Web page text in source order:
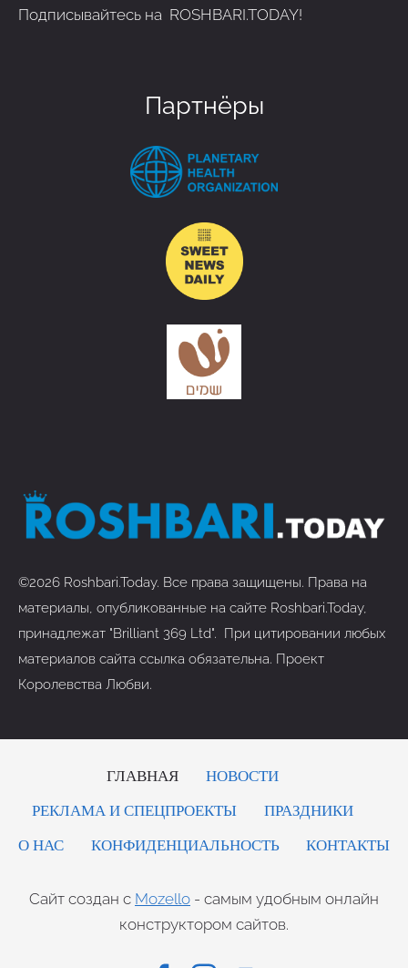
Подписывайтесь на ROSHBARI.TODAY!
Партнёры
©2026 Roshbari.Today. Все права защищены. Права на
материалы, опубликованные на сайте Roshbari.Today,
принадлежат "Brilliant 369 Ltd". При цитировании любых
материалов сайта ссылка обязательна. Проект
Королевства Любви.
ГЛАВНАЯ
НОВОСТИ
РЕКЛАМА И СПЕЦПРОЕКТЫ
ПРАЗДНИКИ
О НАС
КОНФИДЕНЦИАЛЬНОСТЬ КОНТАКТЫ
Сайт создан с Mozello - самым удобным онлайн
конструктором сайтов.